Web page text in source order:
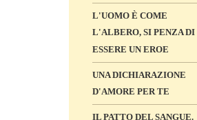
L'UOMO È COME
L'ALBERO, SI PENZA DI
ESSERE UN EROE
UNA DICHIARAZIONE
D'AMORE PER TE
IL PATTO DEL SANGUE.